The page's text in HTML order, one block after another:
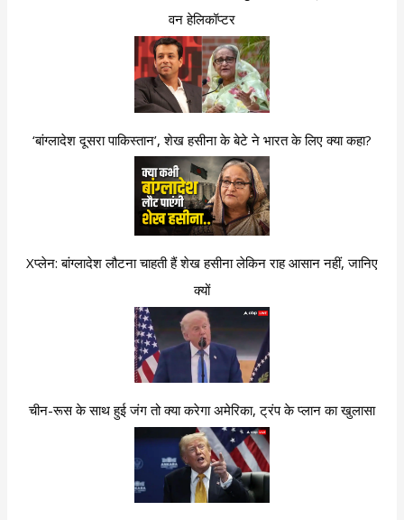
वन हेलिकॉप्टर
‘बांग्लादेश दूसरा पाकिस्तान’, शेख हसीना के बेटे ने भारत के लिए क्या कहा?
Xप्लेन: बांग्लादेश लौटना चाहती हैं शेख हसीना लेकिन राह आसान नहीं, जानिए
क्यों
चीन-रूस के साथ हुई जंग तो क्या करेगा अमेरिका, ट्रंप के प्लान का खुलासा